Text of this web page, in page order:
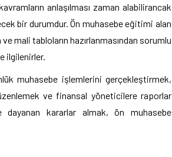
anlaşılması zaman alabilirancak
bir durumdur. Ön muhasebe eğitimi alan
mali tabloların hazırlanmasından sorumlu
ilgilenirler.
muhasebe işlemlerini gerçekleştirmek,
ve finansal yöneticilere raporlar
kararlar almak, ön muhasebe